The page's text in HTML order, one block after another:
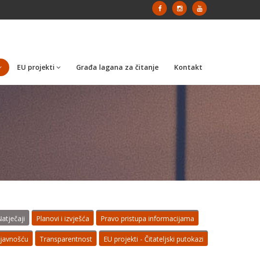
EU projekti Građa lagana za čitanje Kontakt
Planovi i izvješća Pravo pristupa informacijama
Transparentnost EU projekti - Čitateljski putokazi